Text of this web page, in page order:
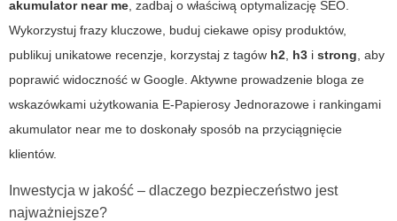
akumulator near me , zadbaj o właściwą optymalizację SEO.
Wykorzystuj frazy kluczowe, buduj ciekawe opisy produktów,
publikuj unikatowe recenzje, korzystaj z tagów h2 h3 i strong , aby
poprawić widoczność w Google. Aktywne prowadzenie bloga ze
wskazówkami użytkowania E-Papierosy Jednorazowe i rankingami
akumulator near me to doskonały sposób na przyciągnięcie
klientów.
Inwestycja w jakość – dlaczego bezpieczeństwo jest
najważniejsze?